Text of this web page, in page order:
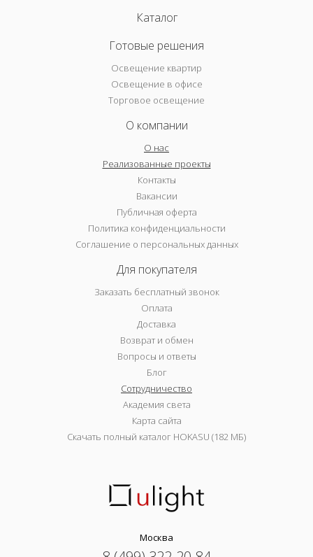
Каталог
Готовые решения
Освещение квартир
Освещение в офисе
Торговое освещение
О компании
О нас
Реализованные проекты
Контакты
Вакансии
Публичная оферта
Политика конфиденциальности
Соглашение о персональных данных
Для покупателя
Заказать бесплатный звонок
Оплата
Доставка
Возврат и обмен
Вопросы и ответы
Блог
Сотрудничество
Академия света
Карта сайта
Скачать полный каталог HOKASU (182 МБ)
Москва